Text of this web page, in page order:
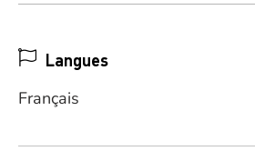
Langues
Français